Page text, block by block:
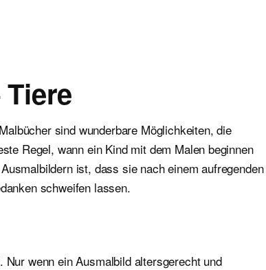
sind wunderbare Möglichkeiten, die
Regel, wann ein Kind mit dem Malen beginnen
ist, dass sie nach einem aufregenden
schweifen lassen.
wenn ein Ausmalbild altersgerecht und